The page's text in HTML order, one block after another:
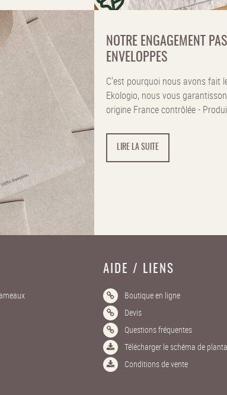
NOTRE ENGAGEMENT
ENVELOPPES
C'est pourquoi nous avons fait
Ekologio, nous vous
origine France contrôlée -
LIRE LA SUITE
AIDE / LIENS
Boutique en ligne
Devis
Questions fréquentes
Télécharger le schéma de
Conditions de vente